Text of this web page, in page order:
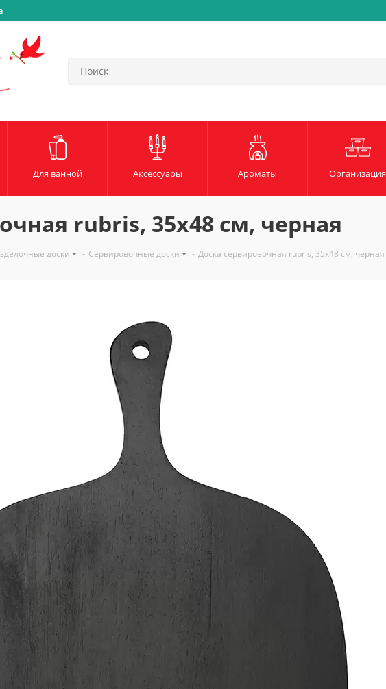
Для ванной Аксессуары Ароматы Организация
rubris, 35х48 см, черная
доски - Сервировочные доски - Доска сервировочная rubris, 35х48 см, черная